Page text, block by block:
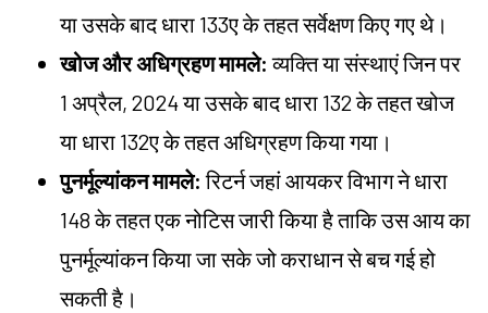
या उसके बाद धारा 133ए के तहत सर्वेक्षण किए गए थे।
खोज और अधिग्रहण मामले: व्यक्ति या संस्थाएं जिन पर
1 अप्रैल, 2024 या उसके बाद धारा 132 के तहत खोज
या धारा 132ए के तहत अधिग्रहण किया गया।
पुनर्मूल्यांकन मामले: रिटर्न जहां आयकर विभाग ने धारा
148 के तहत एक नोटिस जारी किया है ताकि उस आय का
पुनर्मूल्यांकन किया जा सके जो कराधान से बच गई हो
सकती है।